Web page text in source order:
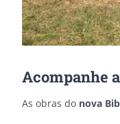
Acompanhe
As obras do nova